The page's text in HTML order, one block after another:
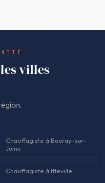
une modification (pièce
villes
Chauffagiste à Bouray-sur-
Juine
Chauffagiste à Itteville